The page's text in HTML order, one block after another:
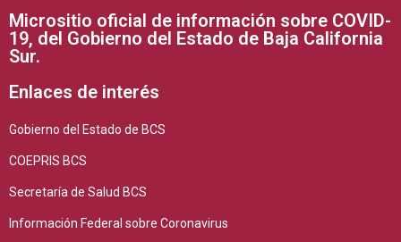
Micrositio oficial de información sobre COVID-
19, del Gobierno del Estado de Baja California
Sur.
Enlaces de interés
Gobierno del Estado de BCS
COEPRIS BCS
Secretaría de Salud BCS
Información Federal sobre Coronavirus